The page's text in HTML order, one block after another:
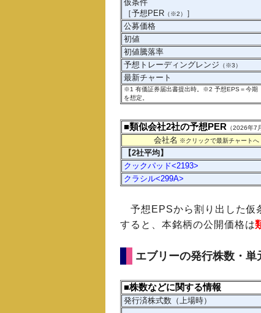
仮条件
［予想PER （※2） ］
公募価格
初値
初値騰落率
予想トレーディングレンジ （※3）
最新チャート
※1 有価証券届出書提出時。※2 予想EPS＝今期
を想定。
■類似会社2社の予想PER （2026年7
会社名 ※クリックで最新チャートへ
【2社平均】
クックパッド<2193>
クラシル<299A>
予想EPSから割り出した仮
すると、本銘柄の公開価格は
エブリーの発行株数・単
■株数などに関する情報
発行済株式数（上場時）